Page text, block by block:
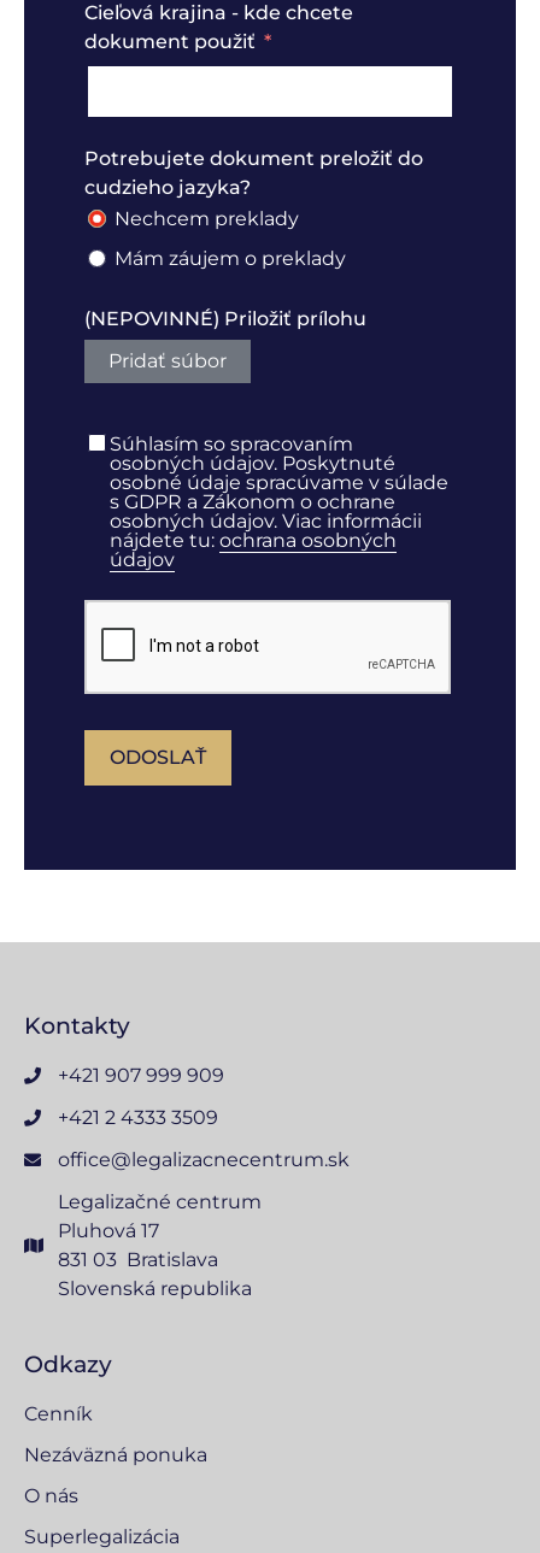
Cieľová krajina - kde chcete
dokument použiť
Potrebujete dokument preložiť do
cudzieho jazyka?
Nechcem preklady
Mám záujem o preklady
(NEPOVINNÉ) Priložiť prílohu
Pridať súbor
Súhlasím so spracovaním
osobných údajov. Poskytnuté
osobné údaje spracúvame v súlade
s GDPR a Zákonom o ochrane
osobných údajov. Viac informácii
nájdete tu: ochrana osobných
údajov
ODOSLAŤ
Kontakty
+421 907 999 909
+421 2 4333 3509
office@legalizacnecentrum.sk
Legalizačné centrum
Pluhová 17
831 03 Bratislava
Slovenská republika
Odkazy
Cenník
Nezáväzná ponuka
O nás
Superlegalizácia